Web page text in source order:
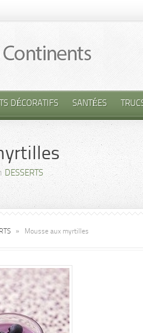
DÉCORATIFS SANTÉES
DESSERTS
» Mousse aux myrtilles